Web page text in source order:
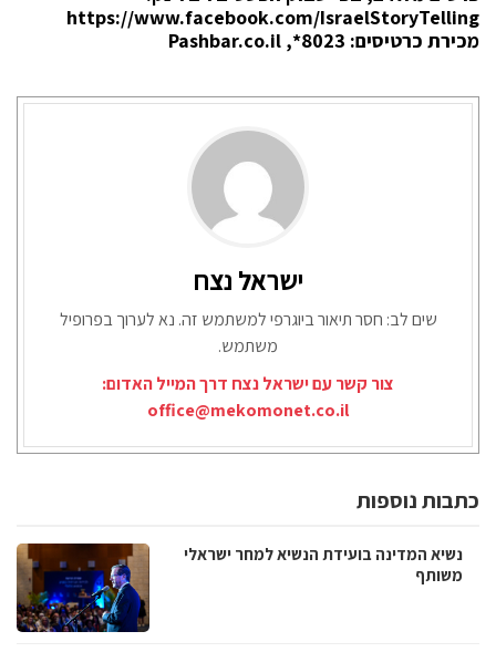
https://www.facebook.com/IsraelStoryTelling
מכירת כרטיסים: 8023*, Pashbar.co.il
ישראל נצח
שים לב: חסר תיאור ביוגרפי למשתמש זה. נא לערוך בפרופיל
משתמש.
צור קשר עם ישראל נצח דרך המייל האדום:
office@mekomonet.co.il
כתבות נוספות
נשיא המדינה בועידת הנשיא למחר ישראלי
משותף